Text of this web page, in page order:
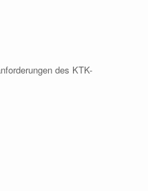
des KTK-